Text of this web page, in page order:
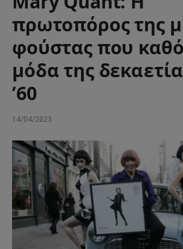
πρωτοπόρος της
φούστας που
μόδα της
’60
14/04/2023